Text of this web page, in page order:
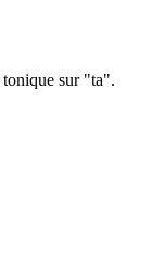
sur "ta".